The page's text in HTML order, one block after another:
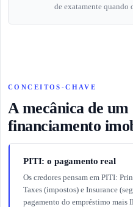
de exatamente quando
CONCEITOS-CHAVE
A mecânica de um
financiamento
PITI: o pagamento real
Os credores pensam em PITI:
Taxes (impostos) e Insurance
pagamento do empréstimo mais